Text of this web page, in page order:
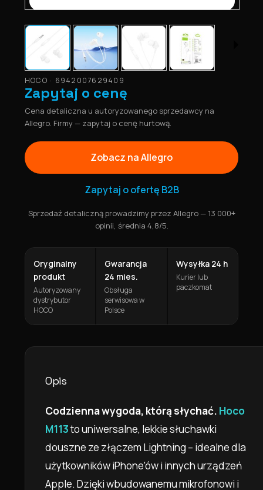
HOCO · 6942007629409
Zapytaj o cenę
Cena detaliczna u autoryzowanego sprzedawcy na
Allegro. Firmy — zapytaj o cenę hurtową.
Zobacz na Allegro
Zapytaj o ofertę B2B
Sprzedaż detaliczną prowadzimy przez Allegro — 13 000+
opinii, średnia 4,8/5.
Oryginalny
produkt
Autoryzowany
dystrybutor
HOCO
Gwarancja
24 mies.
Obsługa
serwisowa w
Polsce
Wysyłka 24 h
Kurier lub
paczkomat
Opis
Codzienna wygoda, którą słychać. Hoco
M113to uniwersalne, lekkie słuchawki
douszne ze złączem Lightning – idealne dla
użytkowników iPhone’ów i innych urządzeń
Apple. Dzięki wbudowanemu mikrofonowi i